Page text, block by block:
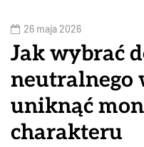
26 maja 2026
Jak wybrać
neutralnego
uniknąć
charakteru